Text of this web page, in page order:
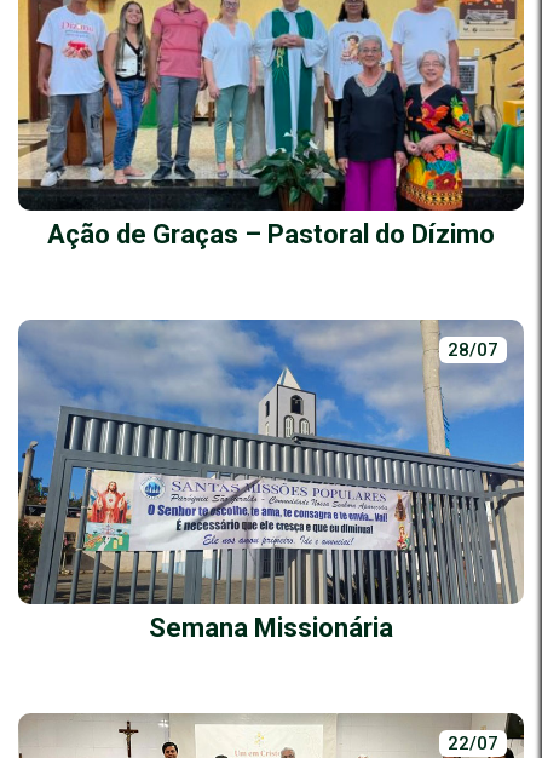
Ação de Graças – Pastoral do Dízimo
28/07
Semana Missionária
22/07